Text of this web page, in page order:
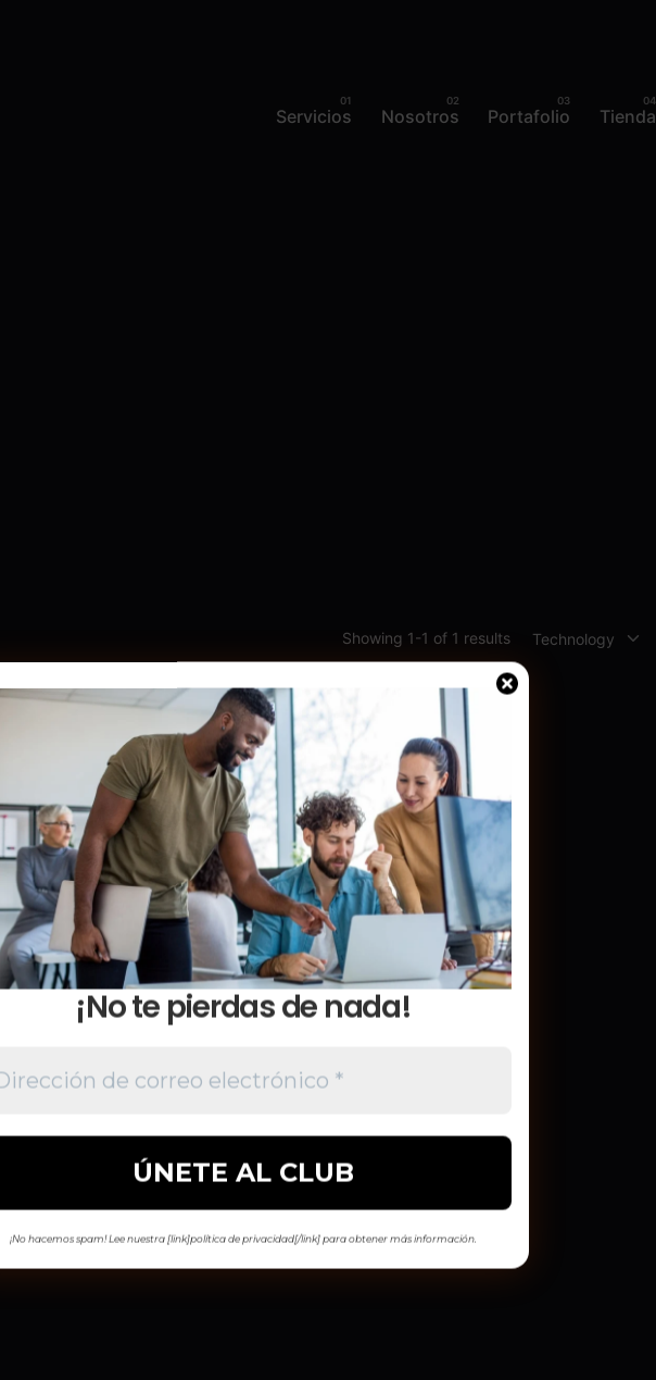
Servicios Nosotros Portafolio Tienda
Showing 1-1 of 1 results
¡No te pierdas de nada!
¡No hacemos spam! Lee nuestra [link]política de privacidad[/link] para obtener más información.